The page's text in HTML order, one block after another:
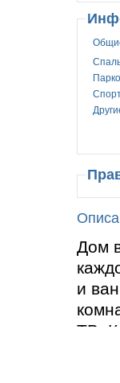
Дом
и
ТВ.